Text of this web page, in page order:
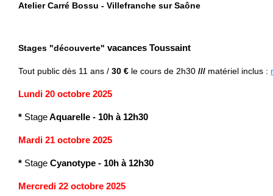
Atelier Carré Bossu - Villefranche sur Saône
Stages "découverte" vacances Toussaint
Tout public dès 11 ans / 30 € le cours de 2h30 /// matériel inclus :
Lundi 20 octobre 2025
* StageAquarelle - 10h à 12h30
Mardi 21 octobre 2025
* Stage Cyanotype - 10h à 12h30
Mercredi 22 octobre 2025